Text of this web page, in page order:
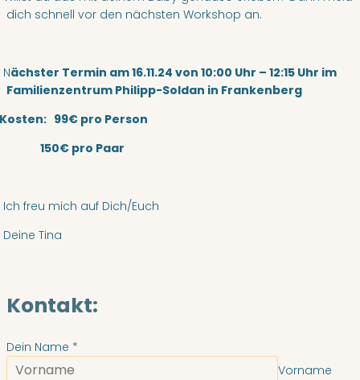
dich schnell vor den nächsten Workshop an.
ächster Termin am 16.11.24 von 10:00 Uhr – 12:15 Uhr im
Familienzentrum Philipp-Soldan in Frankenberg
99€ pro Person
pro Paar
freu mich auf Dich/Euch
Tina
Kontakt:
Dein Name *
Vorname